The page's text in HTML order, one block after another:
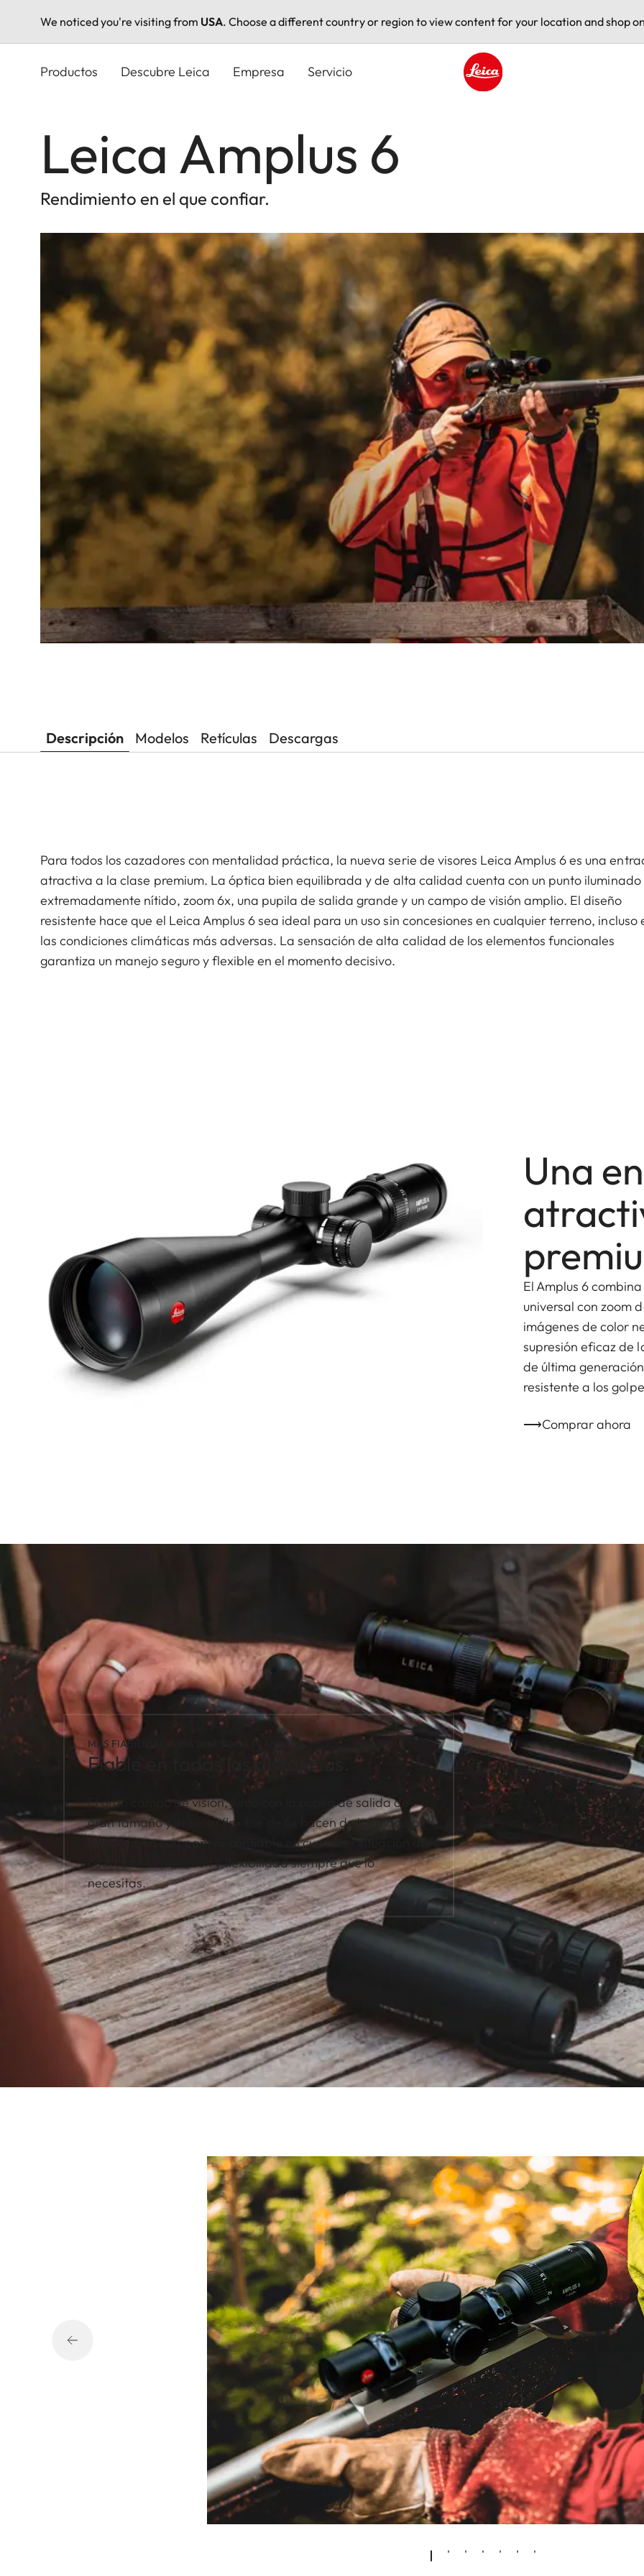
We noticed you're visiting from USA. Choose a different country or region to view content for your location and shop
Productos Descubre Leica Empresa Servicio
Leica Amplus 6
Rendimiento en el que confiar.
Descripción Modelos Retículas Descargas
Para todos los cazadores con mentalidad práctica, la nueva serie de visores Leica Amplus 6 es una
atractiva a la clase premium. La óptica bien equilibrada y de alta calidad cuenta con un punto iluminado
extremadamente nítido, zoom 6x, una pupila de salida grande y un campo de visión amplio. El diseño
resistente hace que el Leica Amplus 6 sea ideal para un uso sin concesiones en cualquier terreno, incluso
las condiciones climáticas más adversas. La sensación de alta calidad de los elementos funcionales
garantiza un manejo seguro y flexible en el momento decisivo.
Una
El Amplus 6
universal con zoom
imágenes de color
supresión eficaz de
de última
resistente a los
⟶Comprar ahora
MÁS FIABILIDAD PARA UNA TOMA PLANEADA.
Fiable en todas las distancias.
El gran campo de visión, junto con la pupila de salida de
gran tamaño y el zoom flexible de 6x hacen de los modelos
Amplus 6 un compañero confiable en cualquier situación de
caza, por su precisión y flexibilidad siempre que lo
necesitas.